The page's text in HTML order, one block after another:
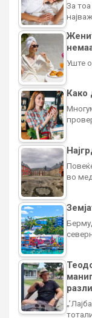
За
Уште
Како
во